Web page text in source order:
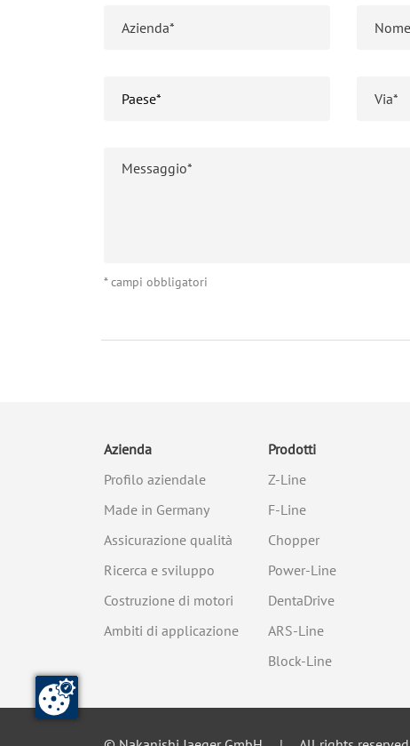
* campi obbligatori
Azienda
Profilo aziendale
Made in Germany
Assicurazione qualità
Ricerca e sviluppo
Costruzione di motori
Ambiti di applicazione
Prodotti
Z-Line
F-Line
Chopper
Power-Line
DentaDrive
ARS-Line
Block-Line